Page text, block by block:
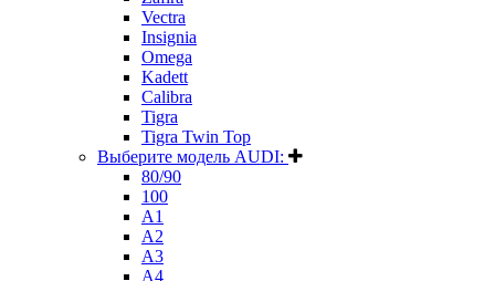
Vectra
Insignia
Omega
Kadett
Calibra
Tigra
Tigra Twin Top
Выберите модель AUDI:
80/90
100
A1
A2
A3
A4